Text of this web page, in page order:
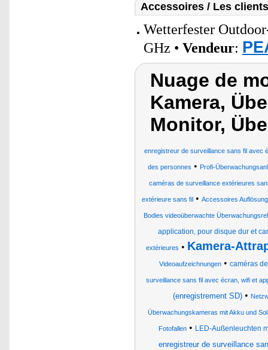
Accessoires / Les
Wetterfester
GHz • Vendeur:
Nuage de
Kamera,
Monitor,
enregistreur de surveillance sans fil avec
des personnes • Profi-
caméras de surveillance extérieures
extérieure sans fil • Accessoires
Bodies videoüberwachte
application, pour disque dur et
extérieures • Kamera-
Videoaufzeichnungen • caméras
surveillance sans fil avec écran, wifi et
(enregistrement SD)•
Überwachungskameras mit Akku und
Fotofallen• LED-Außenleuchten
enregistreur de surveillance